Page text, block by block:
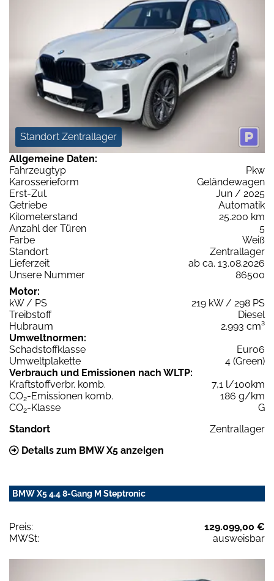
Standort Zentrallager
Allgemeine Daten:
Fahrzeugtyp
Pkw
Karosserieform
Geländewagen
Erst-Zul.
Jun / 2025
Getriebe
Automatik
Kilometerstand
25.200 km
Anzahl der Türen
5
Farbe
Weiß
Standort
Zentrallager
Lieferzeit
ab ca. 13.08.2026
Unsere Nummer
86500
Motor:
kW / PS
219 kW / 298 PS
Treibstoff
Diesel
Hubraum
2.993 cm³
Umweltnormen:
Schadstoffklasse
Euro6
Umweltplakette
4 (Green)
Verbrauch und Emissionen nach WLTP:
Kraftstoffverbr. komb.
7,1 l/100km
CO2-Emissionen komb.
186 g/km
CO2-Klasse
G
Standort
Zentrallager
Details zum BMW X5 anzeigen
BMW X5 4.4 8-Gang M Steptronic
Preis:
129.099,00 €
MWSt:
ausweisbar